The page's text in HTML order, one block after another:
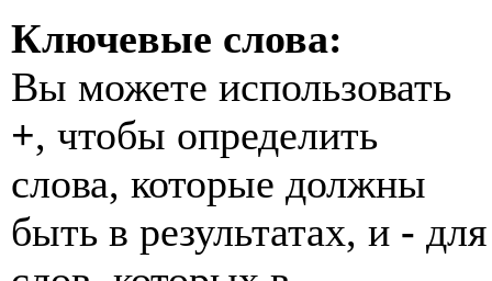
Ключевые слова:
Вы можете использовать
+, чтобы определить
слова, которые должны
быть в результатах, и - для